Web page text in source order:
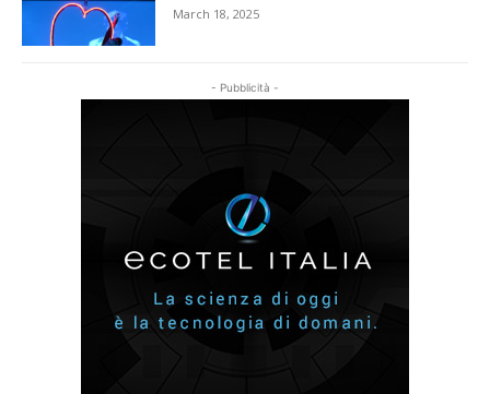
March 18, 2025
- Pubblicità -